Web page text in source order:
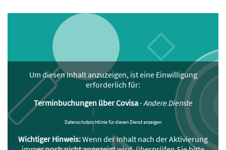
Um diesen Inhalt anzuzeigen, ist eine Einwilligung
erforderlich für:
Terminbuchungen über Covisa-Andere Dienste
Datenschutzrichtlinie für diesen Dienst anzeigen
Wichtiger Hinweis:Wenn der Inhalt nach der Aktivierung